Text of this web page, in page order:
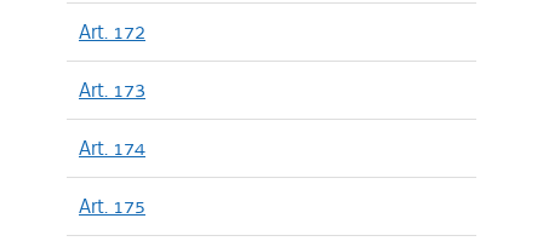
Art. 172
Art. 173
Art. 174
Art. 175